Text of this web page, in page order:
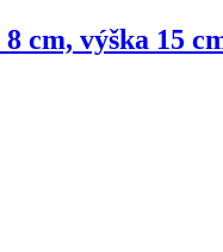
cm, výška 15